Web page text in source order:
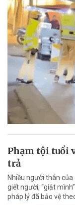
Phạm tội tuổi
trả
Nhiều người thân
giết người, “giật
pháp lý đã bảo vệ